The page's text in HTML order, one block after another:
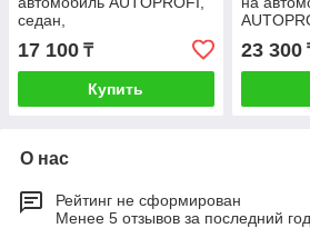
седан,
водонепроницаемый,
двойные швы, два
вентиляци
17 100 ₸
Купить
двойные
вентиля
23 300
О нас
Рейтинг не сформирован
Менее 5 отзывов за последний год